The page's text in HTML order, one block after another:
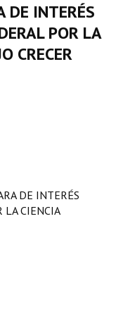
INTERÉS
POR LA
CRECER
DE INTERÉS
LA CIENCIA